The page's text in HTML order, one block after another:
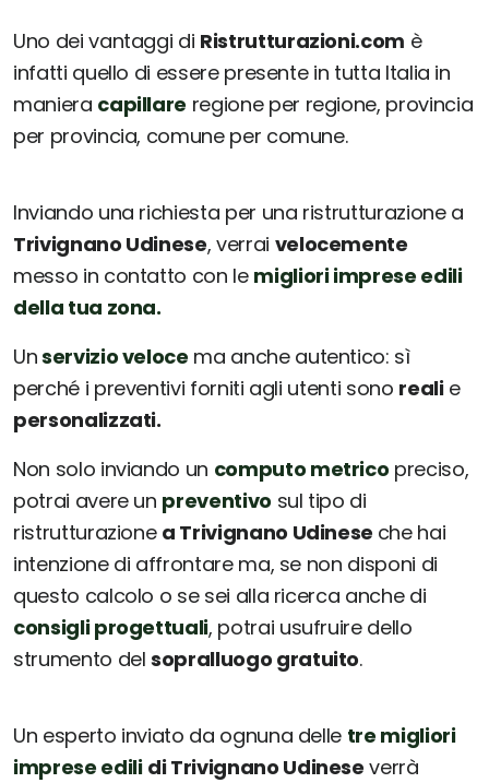
Uno dei vantaggi di Ristrutturazioni.com è
infatti quello di essere presente in tutta Italia in
maniera capillare regione per regione, provincia
per provincia, comune per comune.
Inviando una richiesta per una ristrutturazione a
Trivignano Udinese, verrai velocemente
messo in contatto con le migliori imprese edili
della tua zona.
Unservizio veloce ma anche autentico: sì
perché i preventivi forniti agli utenti sono realie
personalizzati.
Non solo inviando un computo metrico preciso,
potrai avere un preventivo sul tipo di
ristrutturazione a Trivignano Udinese che hai
intenzione di affrontare ma, se non disponi di
questo calcolo o se sei alla ricerca anche di
consigli progettuali, potrai usufruire dello
strumento delsopralluogo gratuito.
Un esperto inviato da ognuna delle tre migliori
imprese edili di Trivignano Udinese verrà